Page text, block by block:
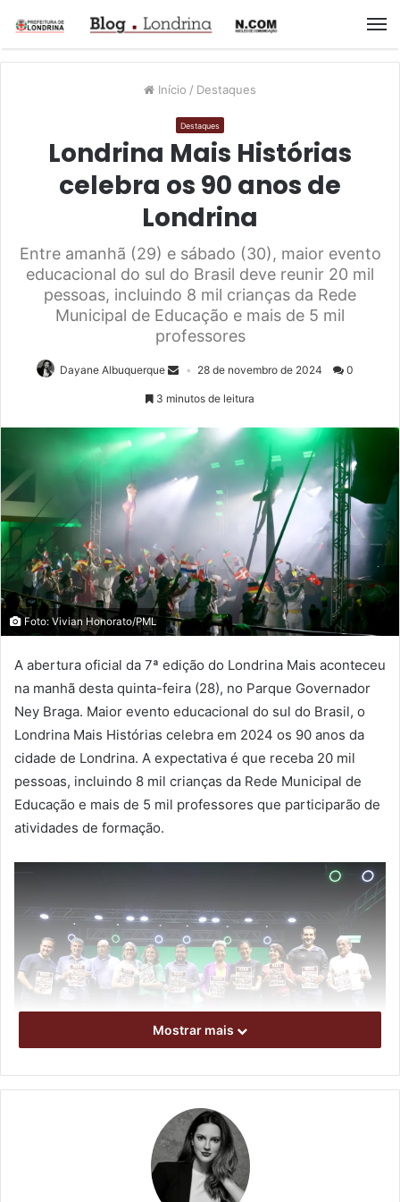
Início / Destaques
Destaques
Londrina Mais Histórias
celebra os 90 anos de
Londrina
Entre amanhã (29) e sábado (30), maior evento
educacional do sul do Brasil deve reunir 20 mil
pessoas, incluindo 8 mil crianças da Rede
Municipal de Educação e mais de 5 mil
professores
Dayane Albuquerque 28 de novembro de 2024 0
3 minutos de leitura
Foto: Vivian Honorato/PML
A abertura oficial da 7ª edição do Londrina Mais aconteceu
na manhã desta quinta-feira (28), no Parque Governador
Ney Braga. Maior evento educacional do sul do Brasil, o
Londrina Mais Histórias celebra em 2024 os 90 anos da
cidade de Londrina. A expectativa é que receba 20 mil
pessoas, incluindo 8 mil crianças da Rede Municipal de
Educação e mais de 5 mil professores que participarão de
atividades de formação.
O evento, realizado pela Secretaria Municipal de Educação
(SME), contará com 100 estandes divulgando a produção
Mostrar mais